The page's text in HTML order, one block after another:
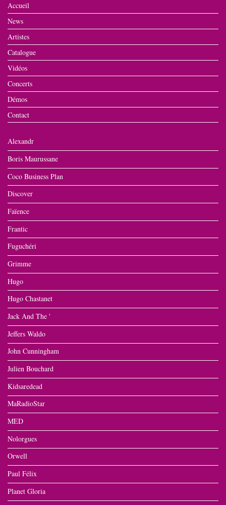
Accueil
News
Artistes
Catalogue
Vidéos
Concerts
Démos
Contact
Alexandr
Boris Maurussane
Coco Business Plan
Discover
Faïence
Frantic
Fuguchéri
Grimme
Hugo
Hugo Chastanet
Jack And The '
Jeffers Waldo
John Cunningham
Julien Bouchard
Kidsaredead
MaRadioStar
MED
Nolorgues
Orwell
Paul Félix
Planet Gloria